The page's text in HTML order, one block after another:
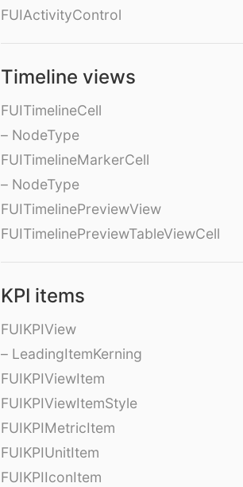
FUIActivityControl
Timeline views
FUITimelineCell
– NodeType
FUITimelineMarkerCell
– NodeType
FUITimelinePreviewView
FUITimelinePreviewTableViewCell
KPI items
FUIKPIView
– LeadingItemKerning
FUIKPIViewItem
FUIKPIViewItemStyle
FUIKPIMetricItem
FUIKPIUnitItem
FUIKPIIconItem